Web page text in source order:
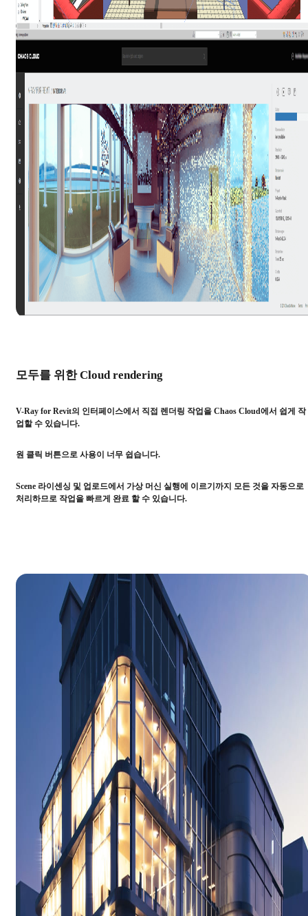
모두를 위한 Cloud rendering
V-Ray for Revit의 인터페이스에서 직접 렌더링 작업을 Chaos Cloud에서 쉽게 작
업할 수 있습니다.
원 클릭 버튼으로 사용이 너무 쉽습니다.
Scene 라이센싱 및 업로드에서 가상 머신 실행에 이르기까지 모든 것을 자동으로
처리하므로 작업을 빠르게 완료 할 수 있습니다.